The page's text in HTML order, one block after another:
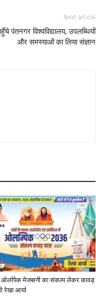
Next article
पंतनगर विश्वविद्यालय, उपलब्धियों
और समस्याओं का लिया संज्ञान
ओलंपिक मेजबानी का संकल्प लेकर कावड़
रेखा आर्या